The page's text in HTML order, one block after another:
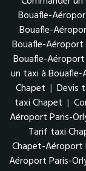
Bouafle-
Bouafle-
Bouafle-Aéroport
Bouafle-Aéroport
un taxi à Bouafle-
Chapet | Devis
taxi Chapet |
Aéroport Paris-
Tarif taxi
Chapet-Aéroport
Aéroport Paris-